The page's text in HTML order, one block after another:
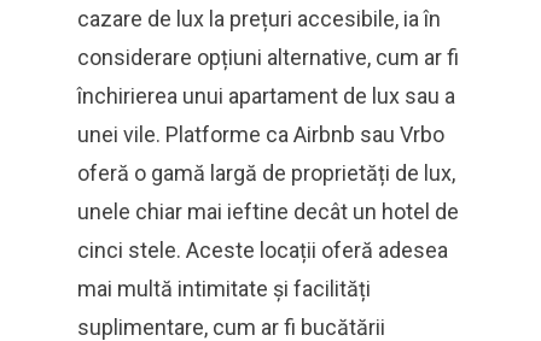
cazare de lux la prețuri accesibile, ia în
considerare opțiuni alternative, cum ar fi
închirierea unui apartament de lux sau a
unei vile. Platforme ca Airbnb sau Vrbo
oferă o gamă largă de proprietăți de lux,
unele chiar mai ieftine decât un hotel de
cinci stele. Aceste locații oferă adesea
mai multă intimitate și facilități
suplimentare, cum ar fi bucătării